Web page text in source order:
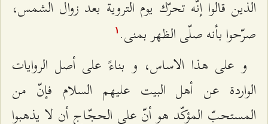
الذين قالوا إنّه تحرّك يوم التروية بعد زوال الشمس،
صرّحوا بأنه صلّى الظهر بمنى. ۱
و على هذا الاساس، و بناءً على أصل الروايات
الواردة عن أهل البيت عليهم السلام فإنّ من
المستحبّ المؤكّد هو أنّ على الحجّاج أن لا يذهبوا